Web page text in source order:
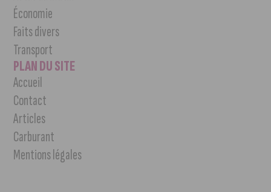
Économie
Faits divers
Transport
PLAN DU SITE
Accueil
Contact
Articles
Carburant
Mentions légales